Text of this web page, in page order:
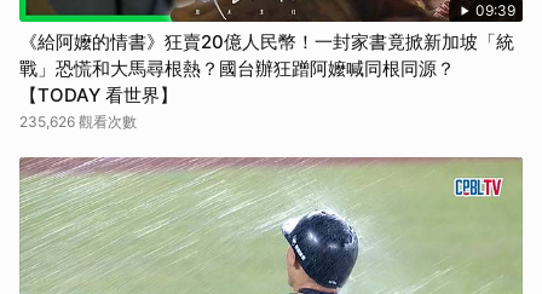
09:39
《給阿嬤的情書》狂賣20億人民幣！一封家書竟掀新加坡「統
戰」恐慌和大馬尋根熱？國台辦狂蹭阿嬤喊同根同源？
【TODAY 看世界】
235,626 觀看次數